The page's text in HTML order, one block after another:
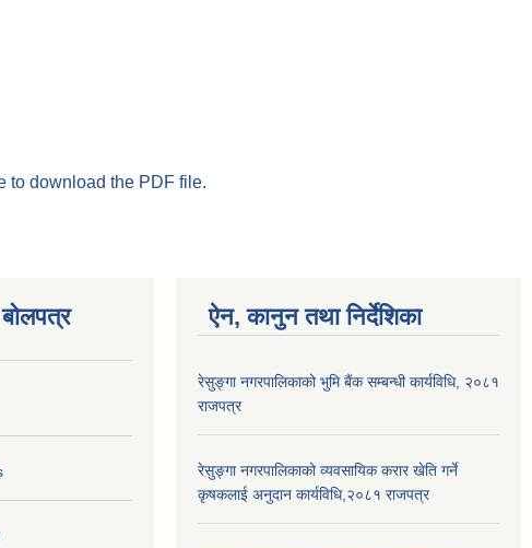
to download the PDF file.
ऐन, कानुन तथा निर्देशिका
रेसुङ्गा नगरपालिकाको भुमि बैंक सम्बन्धी कार्यविधि, २०८१
राजपत्र
रेसुङ्गा नगरपालिकाको व्यवसायिक करार खेति गर्ने
कृषकलाई अनुदान कार्यविधि,२०८१ राजपत्र